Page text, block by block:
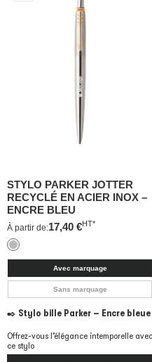
STYLO PARKER JOTTER
RECYCLÉ EN ACIER INOX –
ENCRE BLEU
À partir de:17,40 €HT*
Avec marquage
Sans marquage
✒️ Stylo bille Parker – Encre bleue
Offrez-vous l’élégance intemporelle avec
ce stylo